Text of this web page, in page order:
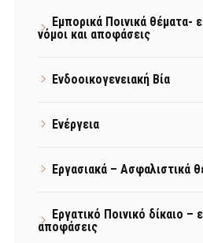
Εμπορικά Ποινικά θέματα-
νόμοι και αποφάσεις
Ενδοοικογενειακή Βία
Ενέργεια
Εργασιακά – Ασφαλιστικά
Εργατικό Ποινικό δίκαιο –
αποφάσεις